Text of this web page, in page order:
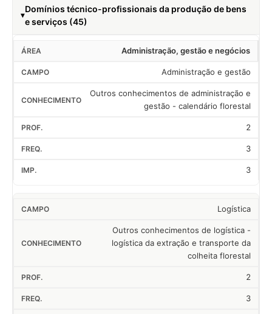
Domínios técnico-profissionais da produção de bens
e serviços (45)
Administração, gestão e negócios
Administração e gestão
Outros conhecimentos de administração e
gestão - calendário florestal
2
3
3
Logística
Outros conhecimentos de logística -
logística da extração e transporte da
colheita florestal
2
3